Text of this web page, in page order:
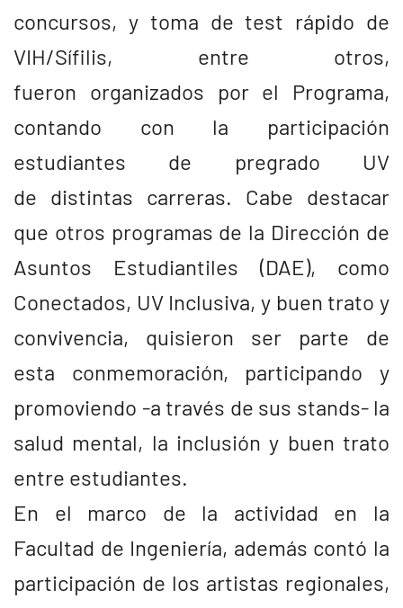
concursos, y toma de test rápido de
VIH/Sífilis, entre otros,
fueron organizados por el Programa,
contando con la participación
estudiantes de pregrado UV
de distintas carreras. Cabe destacar
que otros programas de la Dirección de
Asuntos Estudiantiles (DAE), como
Conectados, UV Inclusiva, y buen trato y
convivencia, quisieron ser parte de
esta conmemoración, participando y
promoviendo -a través de sus stands- la
salud mental, la inclusión y buen trato
entre estudiantes.
En el marco de la actividad en la
Facultad de Ingeniería, además contó la
participación de los artistas regionales,